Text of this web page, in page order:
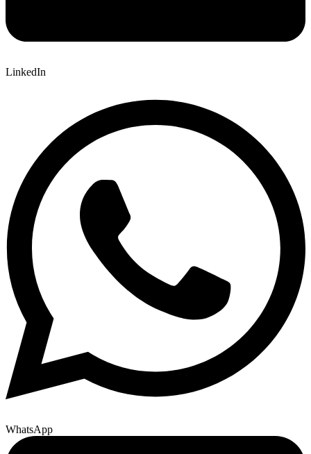
LinkedIn
WhatsApp